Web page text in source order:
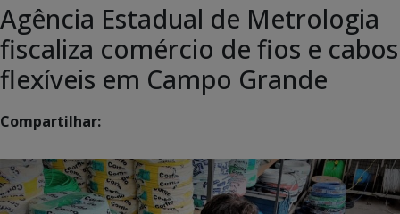
Agência Estadual de Metrologia
fiscaliza comércio de fios e cabos
flexíveis em Campo Grande
Compartilhar: